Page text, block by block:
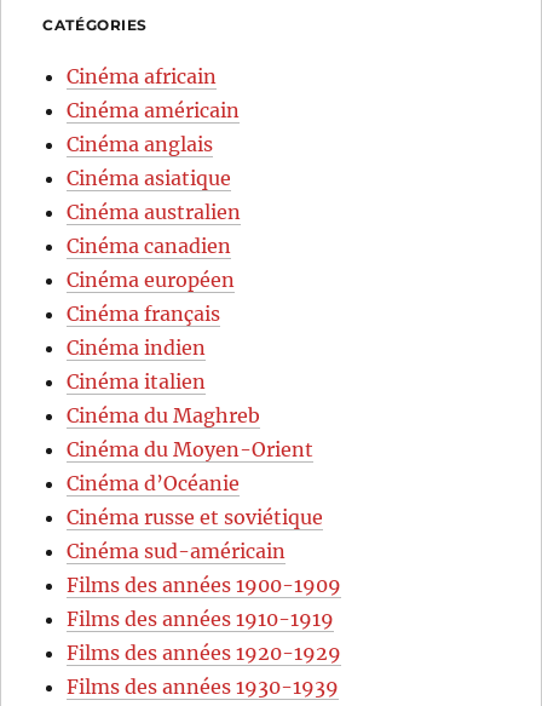
CATÉGORIES
Cinéma africain
Cinéma américain
Cinéma anglais
Cinéma asiatique
Cinéma australien
Cinéma canadien
Cinéma européen
Cinéma français
Cinéma indien
Cinéma italien
Cinéma du Maghreb
Cinéma du Moyen-Orient
Cinéma d’Océanie
Cinéma russe et soviétique
Cinéma sud-américain
Films des années 1900-1909
Films des années 1910-1919
Films des années 1920-1929
Films des années 1930-1939